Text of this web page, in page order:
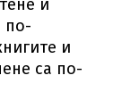
и
по-
и
са по-